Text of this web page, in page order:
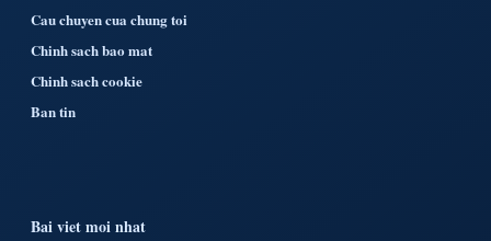
Cau chuyen cua chung toi
Chinh sach bao mat
Chinh sach cookie
Ban tin
Bai viet moi nhat